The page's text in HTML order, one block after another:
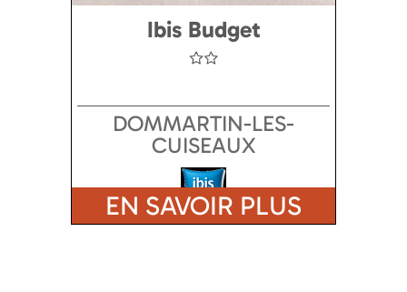
Ibis Budget
DOMMARTIN-LES-
CUISEAUX
EN SAVOIR PLUS